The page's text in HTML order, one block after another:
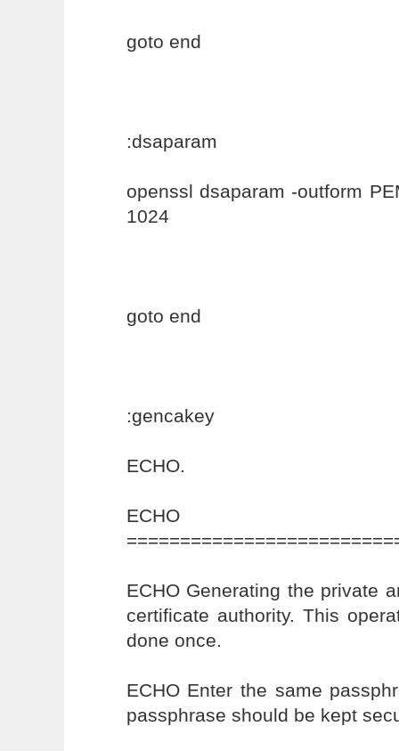
goto end
:dsaparam
openssl dsaparam -outform
1024
goto end
:gencakey
ECHO.
ECHO
ECHO Generating the private
certificate authority. This
done once.
ECHO Enter the same
passphrase should be kept